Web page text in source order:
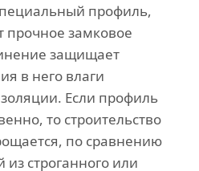
профиль,
прочное замковое
защищает
в него влаги
Если профиль
то строительство
по сравнению
из строганного или